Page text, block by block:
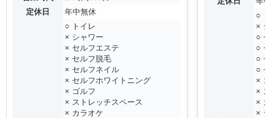
定休日
年中無休
○ トイレ
× シャワー
× セルフエステ
× セルフ脱毛
× セルフネイル
× セルフホワイトニング
× ゴルフ
× ストレッチスペース
× カラオケ
○
×
○
○
○
○
×
×
×
×